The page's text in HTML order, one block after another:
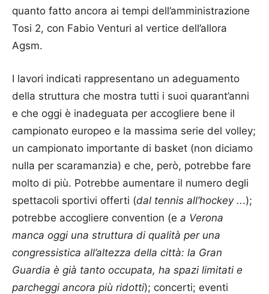
quanto fatto ancora ai tempi dell’amministrazione
Tosi 2, con Fabio Venturi al vertice dell’allora
Agsm.
I lavori indicati rappresentano un adeguamento
della struttura che mostra tutti i suoi quarant’anni
e che oggi è inadeguata per accogliere bene il
campionato europeo e la massima serie del volley;
un campionato importante di basket (non diciamo
nulla per scaramanzia) e che, però, potrebbe fare
molto di più. Potrebbe aumentare il numero degli
spettacoli sportivi offerti (dal tennis all’hockey ...);
potrebbe accogliere convention (e a Verona
manca oggi una struttura di qualità per una
congressistica all’altezza della città: la Gran
Guardia è già tanto occupata, ha spazi limitati e
parcheggi ancora più ridotti); concerti; eventi